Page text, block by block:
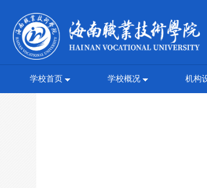
学校首页 学校概况 机构